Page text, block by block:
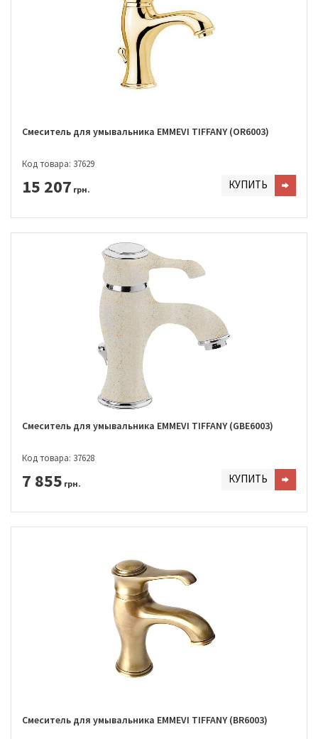
Смеситель для умывальника EMMEVI TIFFANY (OR6003)
Код товара: 37629
15 207 грн. КУПИТЬ
Смеситель для умывальника EMMEVI TIFFANY (GBE6003)
Код товара: 37628
7 855 грн. КУПИТЬ
Смеситель для умывальника EMMEVI TIFFANY (BR6003)